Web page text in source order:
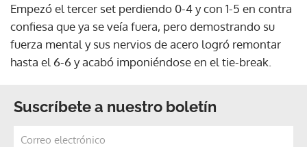
Empezó el tercer set perdiendo 0-4 y con 1-5 en contra
confiesa que ya se veía fuera, pero demostrando su
fuerza mental y sus nervios de acero logró remontar
hasta el 6-6 y acabó imponiéndose en el tie-break.
Suscríbete a nuestro boletín